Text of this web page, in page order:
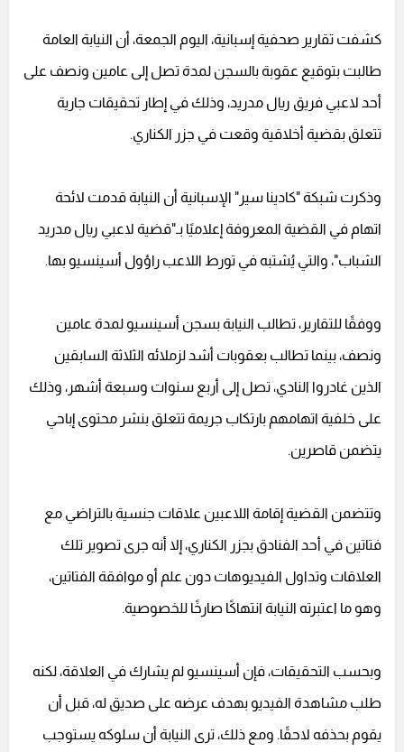
كشفت تقارير صحفية إسبانية، اليوم الجمعة، أن النيابة العامة
طالبت بتوقيع عقوبة بالسجن لمدة تصل إلى عامين ونصف على
أحد لاعبي فريق ريال مدريد، وذلك في إطار تحقيقات جارية
تتعلق بقضية أخلاقية وقعت في جزر الكناري.
وذكرت شبكة "كادينا سير" الإسبانية أن النيابة قدمت لائحة
اتهام في القضية المعروفة إعلاميًا بـ"قضية لاعبي ريال مدريد
الشباب"، والتي يُشتبه في تورط اللاعب راؤول أسينسيو بها.
ووفقًا للتقارير، تطالب النيابة بسجن أسينسيو لمدة عامين
ونصف، بينما تطالب بعقوبات أشد لزملائه الثلاثة السابقين
الذين غادروا النادي، تصل إلى أربع سنوات وسبعة أشهر، وذلك
على خلفية اتهامهم بارتكاب جريمة تتعلق بنشر محتوى إباحي
يتضمن قاصرين.
وتتضمن القضية إقامة اللاعبين علاقات جنسية بالتراضي مع
فتاتين في أحد الفنادق بجزر الكناري، إلا أنه جرى تصوير تلك
العلاقات وتداول الفيديوهات دون علم أو موافقة الفتاتين،
وهو ما اعتبرته النيابة انتهاكًا صارخًا للخصوصية.
وبحسب التحقيقات، فإن أسينسيو لم يشارك في العلاقة، لكنه
طلب مشاهدة الفيديو بهدف عرضه على صديق له، قبل أن
يقوم بحذفه لاحقًا. ومع ذلك، ترى النيابة أن سلوكه يستوجب